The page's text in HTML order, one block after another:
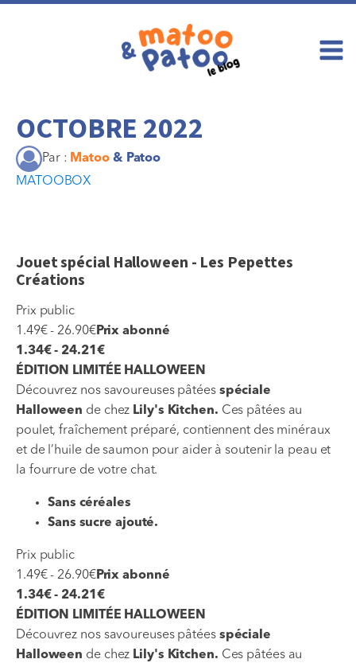
OCTOBRE 2022
Par : Matoo & Patoo
MATOOBOX
Jouet spécial Halloween - Les Pepettes
Créations
Prix public
1.49€ - 26.90€Prix abonné
1.34€ - 24.21€
ÉDITION LIMITÉE HALLOWEEN
Découvrez nos savoureuses pâtées spéciale
Halloween de chez Lily's Kitchen. Ces pâtées au
poulet, fraîchement préparé, contiennent des minéraux
et de l’huile de saumon pour aider à soutenir la peau et
la fourrure de votre chat.
Sans céréales
Sans sucre ajouté.
Prix public
1.49€ - 26.90€Prix abonné
1.34€ - 24.21€
ÉDITION LIMITÉE HALLOWEEN
Découvrez nos savoureuses pâtées spéciale
Halloween de chez Lily's Kitchen. Ces pâtées au